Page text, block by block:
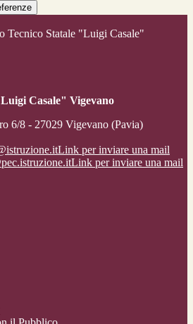
Tecnico Statale "Luigi Casale"
Casale" Vigevano
6/8 - 27029 Vigevano (Pavia)
Link per inviare una mail
Link per inviare una mail